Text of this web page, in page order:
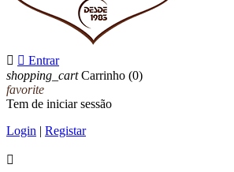
  Entrar
shopping_cart Carrinho (0)
favorite
Tem de iniciar sessão
Login | Registar
